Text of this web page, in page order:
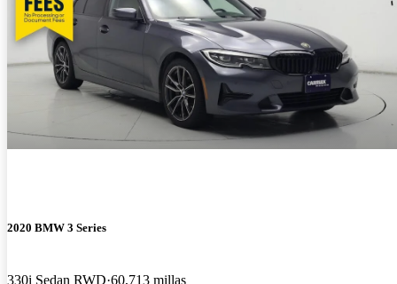
2020 BMW 3 Series
330i Sedan RWD 60,713 millas